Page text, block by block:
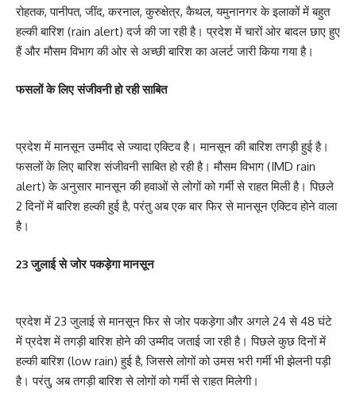
रोहतक, पानीपत, जींद, करनाल, कुरुक्षेत्र, कैथल, यमुनानगर के इलाकों में बहुत
हल्की बारिश (rain alert) दर्ज की जा रही है। प्रदेश में चारों ओर बादल छाए हुए
हैं और मौसम विभाग की ओर से अच्छी बारिश का अलर्ट जारी किया गया है।
फसलों के लिए संजीवनी हो रही साबित
प्रदेश में मानसून उम्मीद से ज्यादा एक्टिव है। मानसून की बारिश तगड़ी हुई है।
फसलों के लिए बारिश संजीवनी साबित हो रही है। मौसम विभाग (IMD rain
alert) के अनुसार मानसून की हवाओं से लोगों को गर्मी से राहत मिली है। पिछले
2 दिनों में बारिश हल्की हुई है, परंतु अब एक बार फिर से मानसून एक्टिव होने वाला
है।
23 जुलाई से जोर पकड़ेगा मानसून
प्रदेश में 23 जुलाई से मानसून फिर से जोर पकड़ेगा और अगले 24 से 48 घंटे
में प्रदेश में तगड़ी बारिश होने की उम्मीद जताई जा रही है। पिछले कुछ दिनों में
हल्की बारिश (low rain) हुई है, जिससे लोगों को उमस भरी गर्मी भी झेलनी पड़ी
है। परंतु, अब तगड़ी बारिश से लोगों को गर्मी से राहत मिलेगी।